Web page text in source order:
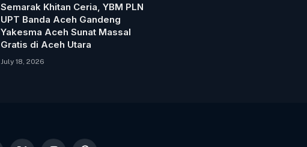
Semarak Khitan Ceria, YBM PLN
UPT Banda Aceh Gandeng
Yakesma Aceh Sunat Massal
Gratis di Aceh Utara
July 18, 2026